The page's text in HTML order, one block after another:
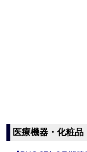
医療機器・化粧品